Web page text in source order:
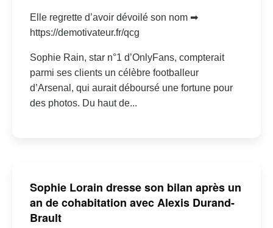
Elle regrette d’avoir dévoilé son nom ➡
https://demotivateur.fr/qcg
Sophie Rain, star n°1 d’OnlyFans, compterait
parmi ses clients un célèbre footballeur
d’Arsenal, qui aurait déboursé une fortune pour
des photos. Du haut de...
Sophie Lorain dresse son bilan après un
an de cohabitation avec Alexis Durand-
Brault